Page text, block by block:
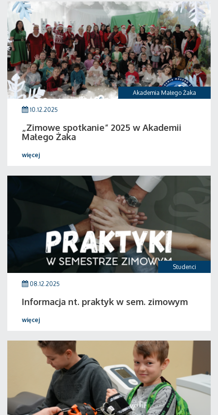
Akademia Małego Żaka
10.12.2025
„Zimowe spotkanie” 2025 w Akademii
Małego Żaka
więcej
Studenci
08.12.2025
Informacja nt. praktyk w sem. zimowym
więcej